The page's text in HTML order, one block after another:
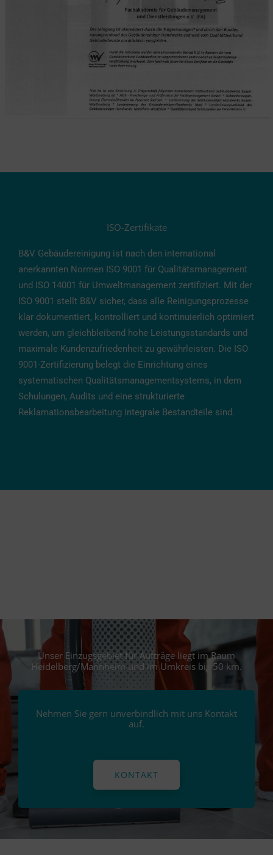
ISO-Zertifikate
B&V Gebäudereinigung ist nach den international
anerkannten Normen ISO 9001 für Qualitätsmanagement
und ISO 14001 für Umweltmanagement zertifiziert. Mit der
ISO 9001 stellt B&V sicher, dass alle Reinigungsprozesse
klar dokumentiert, kontrolliert und kontinuierlich optimiert
werden, um gleichbleibend hohe Leistungsstandards und
maximale Kundenzufriedenheit zu gewährleisten. Die ISO
9001-Zertifizierung belegt die Einrichtung eines
systematischen Qualitätsmanagementsystems, in dem
Schulungen, Audits und eine strukturierte
Reklamationsbearbeitung integrale Bestandteile sind.
Unser Einzugsgebiet für Aufträge liegt im Raum
Heidelberg/Mannheim und im Umkreis bis 50 km.
Nehmen Sie gern unverbindlich mit uns Kontakt
auf.
KONTAKT